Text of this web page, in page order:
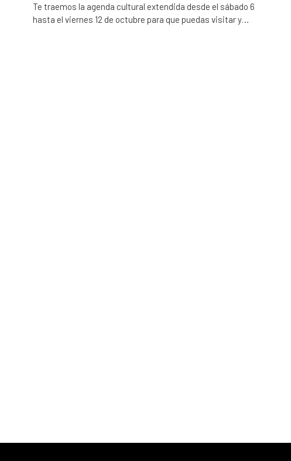
Te traemos la agenda cultural extendida desde el sábado 6
hasta el viernes 12 de octubre para que puedas visitar y…